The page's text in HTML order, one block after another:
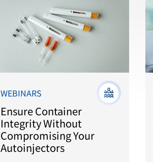
WEBINARS
Ensure Container
Integrity Without
Compromising Your
Autoinjectors